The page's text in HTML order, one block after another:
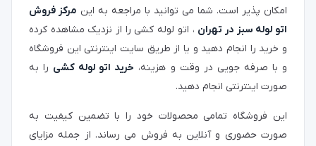
امکان پذیر است. شما می توانید با مراجعه به این مرکز فروش
اتو لوله سبز در تهران ، اتو لوله کشی را از نزدیک مشاهده کرده
و خرید را انجام دهید و یا از طریق سایت اینترنتی این فروشگاه
و با صرفه جویی در وقت و هزینه، خرید اتو لوله کشی را به
صورت اینترنتی انجام دهید.
این فروشگاه تمامی محصولات خود را با تضمین کیفیت به
صورت حضوری و آنلاین به فروش می رساند. از جمله مزایای